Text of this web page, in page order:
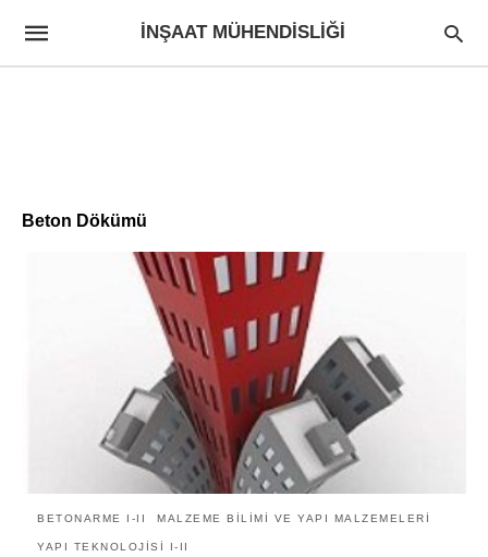
İNŞAAT MÜHENDISLIĞI
Beton Dökümü
BETONARME I-II MALZEME BILIMI VE YAPI MALZEMELERI
YAPI TEKNOLOJISI I-II